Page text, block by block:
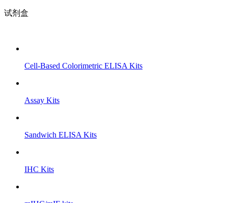
试剂盒
Cell-Based Colorimetric ELISA Kits
Assay Kits
Sandwich ELISA Kits
IHC Kits